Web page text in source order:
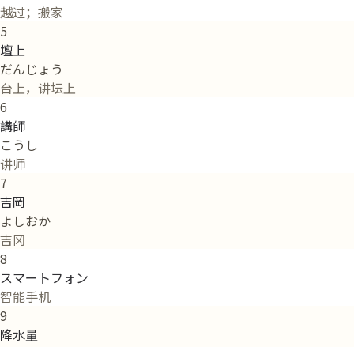
越过；搬家
5
壇上
だんじょう
台上，讲坛上
6
講師
こうし
讲师
7
吉岡
よしおか
吉冈
8
スマートフォン
智能手机
9
降水量